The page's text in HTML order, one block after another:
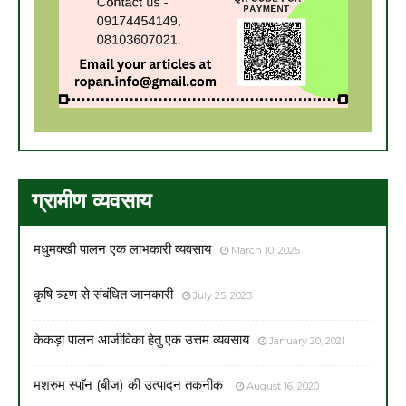
ग्रामीण व्यवसाय
मधुमक्खी पालन एक लाभकारी व्यवसाय March 10, 2025
कृषि ऋण से संबंधित जानकारी July 25, 2023
केकड़ा पालन आजीविका हेतु एक उत्तम व्यवसाय January 20, 2021
मशरुम स्पाॅन (बीज) की उत्पादन तकनीक August 16, 2020